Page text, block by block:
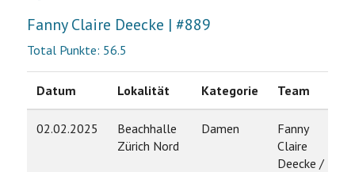
Fanny Claire Deecke | #889
Total Punkte: 56.5
Datum Lokalität Kategorie Team
02.02.2025
Beachhalle
Zürich Nord
Damen
Fanny
Claire
Deecke /